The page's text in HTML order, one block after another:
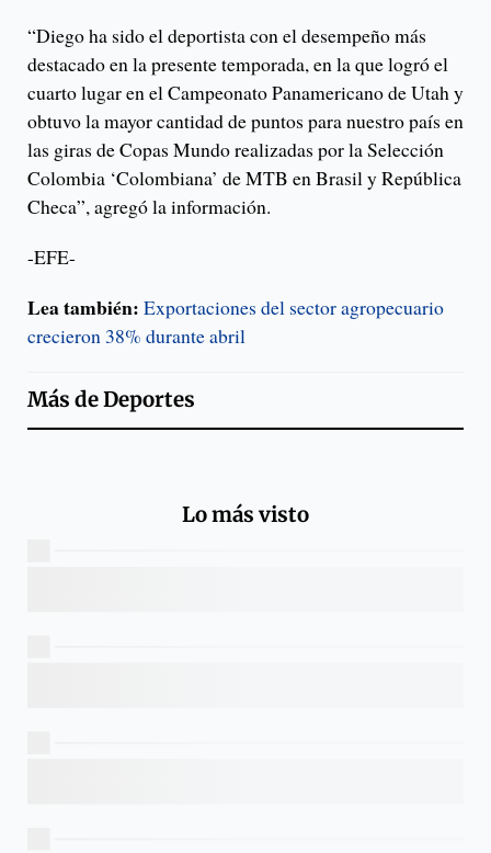
“Diego ha sido el deportista con el desempeño más
destacado en la presente temporada, en la que logró el
cuarto lugar en el Campeonato Panamericano de Utah y
obtuvo la mayor cantidad de puntos para nuestro país en
las giras de Copas Mundo realizadas por la Selección
Colombia ‘Colombiana’ de MTB en Brasil y República
Checa”, agregó la información.
-EFE-
Lea también: Exportaciones del sector agropecuario
crecieron 38% durante abril
Más deDeportes
Lo más visto